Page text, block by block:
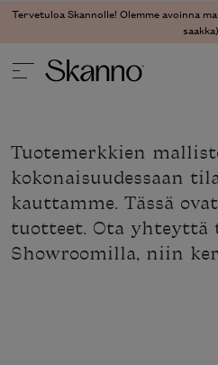
Tervetuloa Skannolle! Olemme avoinna
Type 2 or more characters for
Tuotemerkkien
kokonaisuudessaan
kauttamme. Tässä
tuotteet. Ota yhteyttä
Showroomilla, niin